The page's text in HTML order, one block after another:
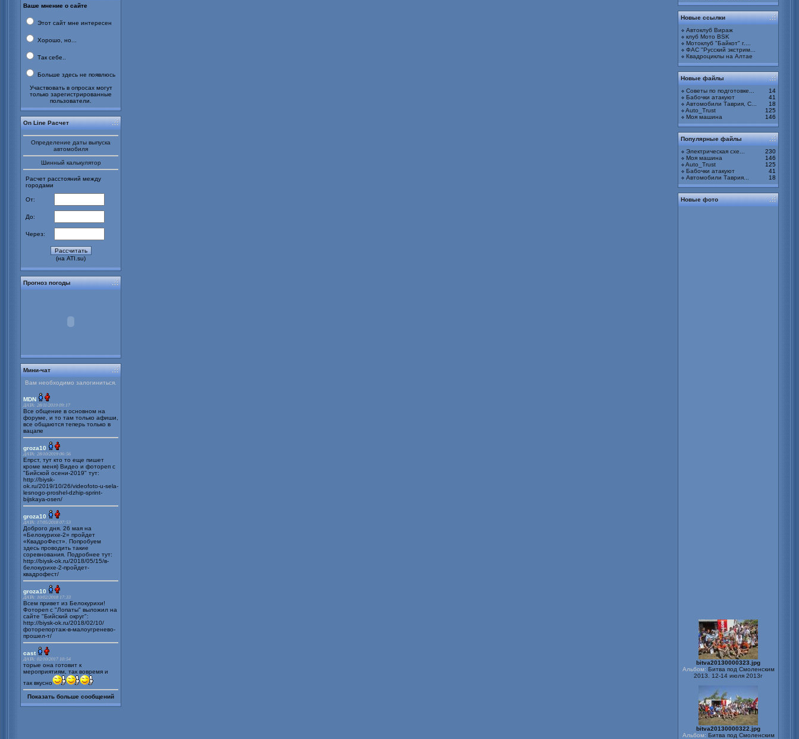
Ваше мнение о сайте
Этот сайт мне интересен
Хорошо, но...
Так себе..
Больше здесь не появлюсь
Участвовать в опросах могут
только зарегистрированные
пользователи.
On Line Расчет
Определение даты выпуска
автомобиля
Шинный калькулятор
Расчет расстояний между
городами
От:
До:
Через:
(на ATI.su)
Прогноз погоды
Мини-чат
Вам необходимо залогиниться.
MDN
ДАТА: 28/11/2019 09:17
Все общение в основном на
форуме, и то там только афиши,
все общаются теперь только в
вацапе
groza10
ДАТА: 28/10/2019 06:56
Епрст, тут кто то еще пишет
кроме меня) Видео и фотореп с
"Бийской осени-2019" тут:
http://biysk-
ok.ru/2019/10/26/videofoto-u-sela-
lesnogo-proshel-dzhip-sprint-
bijskaya-osen/
groza10
ДАТА: 17/05/2018 07:53
Доброго дня. 26 мая на
«Белокурихе-2» пройдет
«КвадроФест». Попробуем
здесь проводить такие
соревнования. Подробнее тут:
http://biysk-ok.ru/2018/05/15/в-
белокурихе-2-пройдет-
квадрофест/
groza10
ДАТА: 10/02/2018 17:33
Всем привет из Белокурихи!
Фотореп с "Лопаты" выложил на
сайте "Бийский округ":
http://biysk-ok.ru/2018/02/10/
фоторепортаж-в-малоугренево-
прошел-т/
cast
ДАТА: 02/10/2017 10:54
торые она готовит к
мероприятиям, так вовремя и
так вкусно
Показать больше сообщений
Новые ссылки
Автоклуб Вираж
клуб Мото BSK
Мотоклуб "Байкот" г....
ФАС "Русский экстрим...
Квадроциклы на Алтае
Новые файлы
Советы по подготовке...
14
Бабочки атакуют
41
Автомобили Таврия, С...
18
Auto_Trust
125
Моя машина
146
Популярные файлы
Электрическая схе...
230
Моя машина
146
Auto_Trust
125
Бабочки атакуют
41
Автомобили Таврия...
18
Новые фото
bitva20130000323.jpg
Альбом:Битва под Смоленским
2013. 12-14 июля 2013г
bitva20130000322.jpg
Альбом:Битва под Смоленским
2013. 12-14 июля 2013г